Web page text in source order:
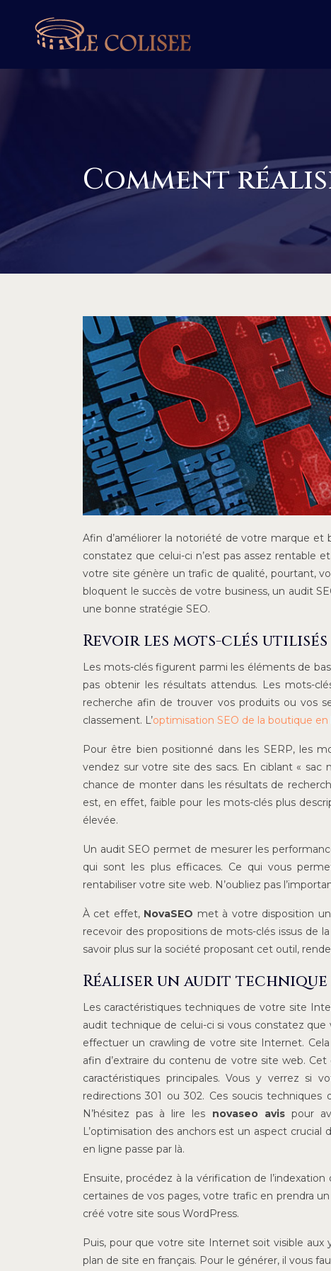
Comment
Afin d’améliorer la notoriété de votre marque
constatez que celui-ci n’est pas assez rentable
votre site génère un trafic de qualité, pourtant,
bloquent le succès de votre business, un audit
une bonne stratégie SEO.
Revoir les mots-clés utilisés
Les mots-clés figurent parmi les éléments de
pas obtenir les résultats attendus. Les mots-
recherche afin de trouver vos produits ou vos
classement. L’optimisation SEO de la boutique en
Pour être bien positionné dans les SERP, les
vendez sur votre site des sacs. En ciblant «
chance de monter dans les résultats de
est, en effet, faible pour les mots-clés plus
élevée.
Un audit SEO permet de mesurer les
qui sont les plus efficaces. Ce qui vous
rentabiliser votre site web. N’oubliez pas
À cet effet, NovaSEO met à votre disposition
recevoir des propositions de mots-clés issus de
savoir plus sur la société proposant cet outil,
Réaliser un audit
Les caractéristiques techniques de votre site
audit technique de celui-ci si vous constatez
effectuer un crawling de votre site Internet.
afin d’extraire du contenu de votre site web.
caractéristiques principales. Vous y verrez
redirections 301 ou 302. Ces soucis
N’hésitez pas à lire les novaseo avispour
L’optimisation des anchors est un aspect
en ligne passe par là.
Ensuite, procédez à la vérification de
certaines de vos pages, votre trafic en prendra
créé votre site sous WordPress.
Puis, pour que votre site Internet soit visible
plan de site en français. Pour le générer, il vous